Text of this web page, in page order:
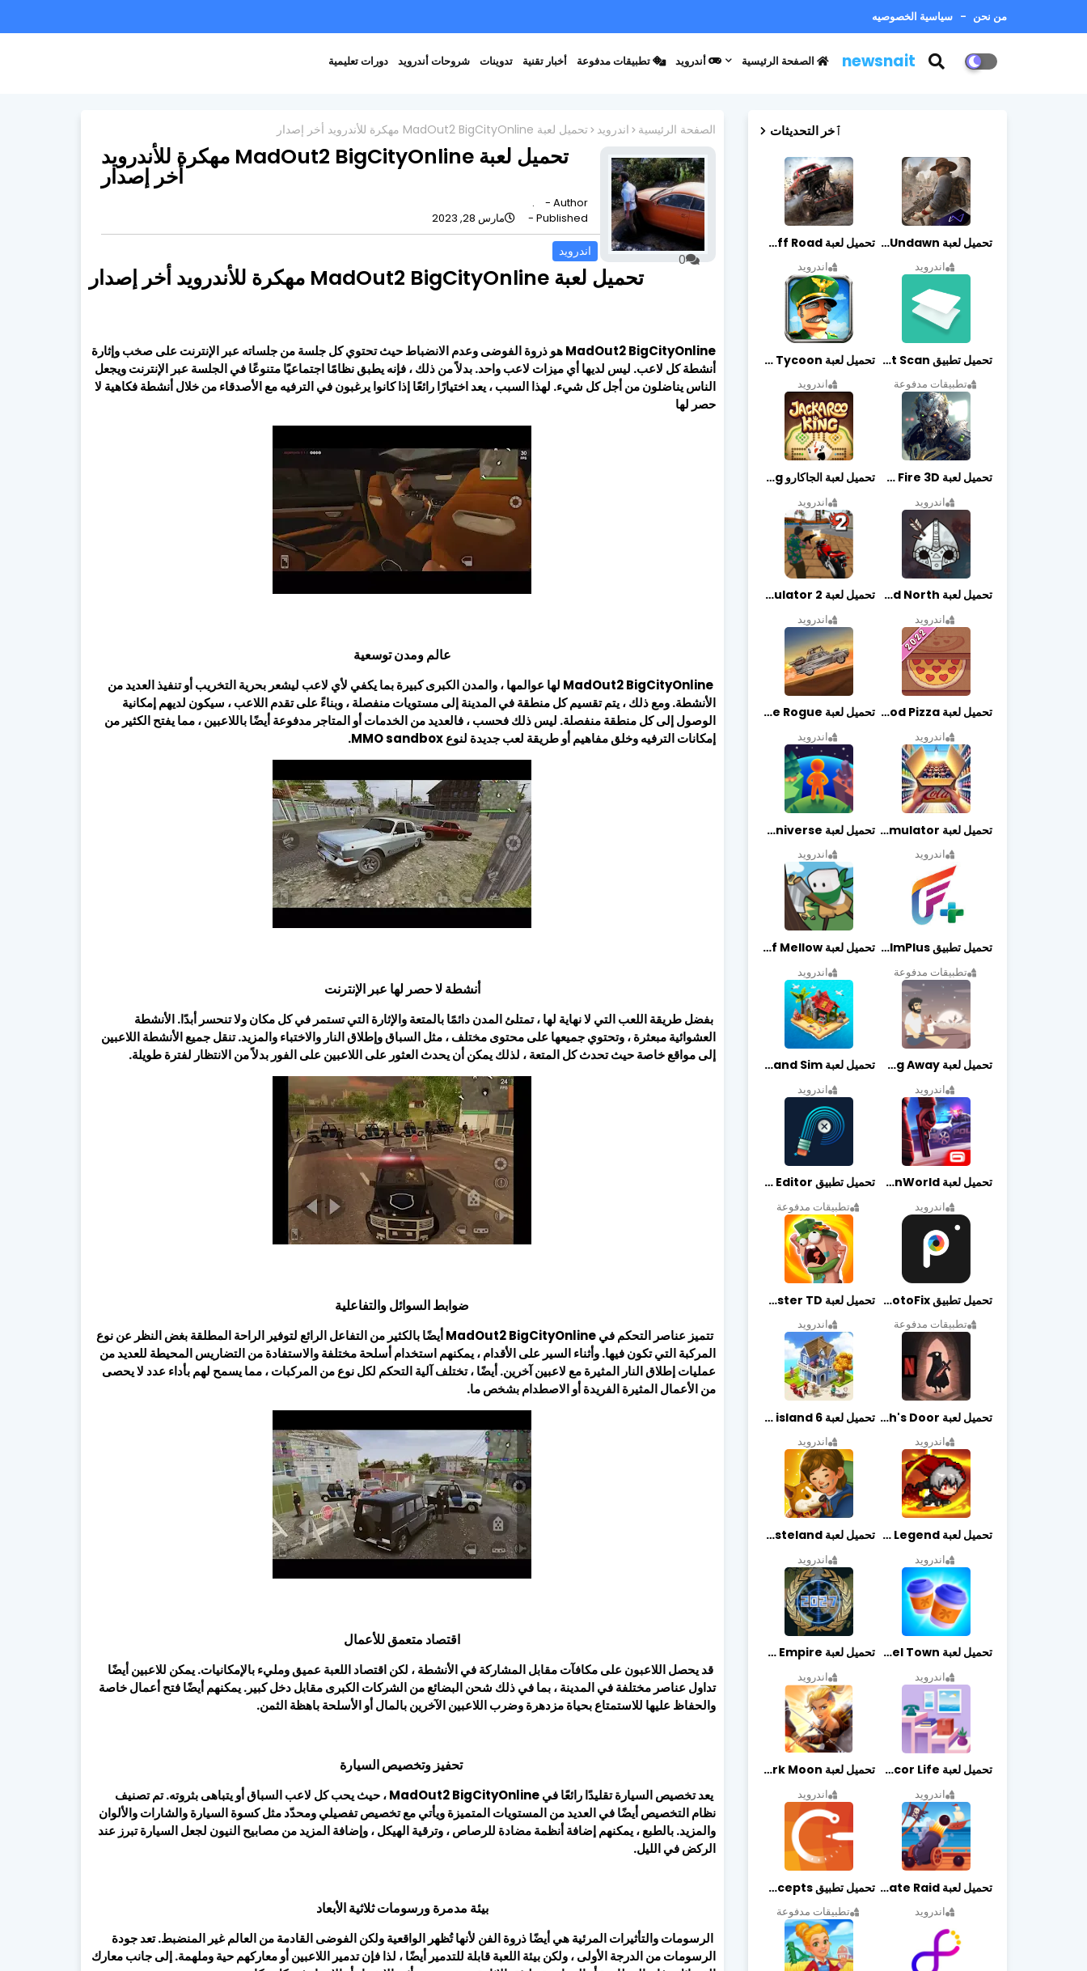
من نحن سياسية الخصوصيه
newsnait دورات تعليمية شروحات أندرويد تدوينات أخبار تقنية تطبيقات مدفوعة أندرويد الصفحة الرئيسية
الصفحة الرئيسية اندرويد تحميل لعبة MadOut2 BigCityOnline مهكرة للأندرويد أخر إصدار
تحميل لعبة MadOut2 BigCityOnline مهكرة للأندرويد
أخر إصدار
Author -
.
Published -
مارس 28, 2023
اندرويد
0
تحميل لعبة MadOut2 BigCityOnline مهكرة للأندرويد أخر إصدار
MadOut2 BigCityOnline هو ذروة الفوضى وعدم الانضباط حيث تحتوي كل جلسة من جلساته عبر الإنترنت على صخب وإثارة
أنشطة كل لاعب. ليس لديها أي ميزات لاعب واحد. بدلاً من ذلك ، فإنه يطبق نظامًا اجتماعيًا متنوعًا في الجلسة عبر الإنترنت ويجعل
الناس يناضلون من أجل كل شيء. لهذا السبب ، يعد اختيارًا رائعًا إذا كانوا يرغبون في الترفيه مع الأصدقاء من خلال أنشطة فكاهية لا
حصر لها
عالم ومدن توسعية
MadOut2 BigCityOnline لها عوالمها ، والمدن الكبرى كبيرة بما يكفي لأي لاعب ليشعر بحرية التخريب أو تنفيذ العديد من
الأنشطة. ومع ذلك ، يتم تقسيم كل منطقة في المدينة إلى مستويات منفصلة ، وبناءً على تقدم اللاعب ، سيكون لديهم إمكانية
الوصول إلى كل منطقة منفصلة. ليس ذلك فحسب ، فالعديد من الخدمات أو المتاجر مدفوعة أيضًا باللاعبين ، مما يفتح الكثير من
إمكانات الترفيه وخلق مفاهيم أو طريقة لعب جديدة لنوع MMO sandbox.
أنشطة لا حصر لها عبر الإنترنت
بفضل طريقة اللعب التي لا نهاية لها ، تمتلئ المدن دائمًا بالمتعة والإثارة التي تستمر في كل مكان ولا تنحسر أبدًا. الأنشطة
العشوائية مبعثرة ، وتحتوي جميعها على محتوى مختلف ، مثل السباق وإطلاق النار والاختباء والمزيد. تنقل جميع الأنشطة اللاعبين
إلى مواقع خاصة حيث تحدث كل المتعة ، لذلك يمكن أن يحدث العثور على اللاعبين على الفور بدلاً من الانتظار لفترة طويلة.
ضوابط السوائل والتفاعلية
تتميز عناصر التحكم في MadOut2 BigCityOnline أيضًا بالكثير من التفاعل الرائع لتوفير الراحة المطلقة بغض النظر عن نوع
المركبة التي تكون فيها. وأثناء السير على الأقدام ، يمكنهم استخدام أسلحة مختلفة والاستفادة من التضاريس المحيطة للعديد من
عمليات إطلاق النار المثيرة مع لاعبين آخرين. أيضًا ، تختلف آلية التحكم لكل نوع من المركبات ، مما يسمح لهم بأداء عدد لا يحصى
من الأعمال المثيرة الفريدة أو الاصطدام بشخص ما.
اقتصاد متعمق للأعمال
قد يحصل اللاعبون على مكافآت مقابل المشاركة في الأنشطة ، لكن اقتصاد اللعبة عميق ومليء بالإمكانيات. يمكن للاعبين أيضًا
تداول عناصر مختلفة في المدينة ، بما في ذلك شحن البضائع من الشركات الكبرى مقابل دخل كبير. يمكنهم أيضًا فتح أعمال خاصة
والحفاظ عليها للاستمتاع بحياة مزدهرة وضرب اللاعبين الآخرين بالمال أو الأسلحة باهظة الثمن.
تحفيز وتخصيص السيارة
يعد تخصيص السيارة تقليدًا رائعًا في MadOut2 BigCityOnline ، حيث يحب كل لاعب السباق أو يتباهى بثروته. تم تصنيف
نظام التخصيص أيضًا في العديد من المستويات المتميزة ويأتي مع تخصيص تفصيلي ومحدّد مثل كسوة السيارة والشارات والألوان
والمزيد. بالطبع ، يمكنهم إضافة أنظمة مضادة للرصاص ، وترقية الهيكل ، وإضافة المزيد من مصابيح النيون لجعل السيارة تبرز عند
الركض في الليل.
بيئة مدمرة ورسومات ثلاثية الأبعاد
الرسومات والتأثيرات المرئية هي أيضًا ذروة الفن لأنها تُظهر الواقعية ولكن الفوضى القادمة من العالم غير المنضبط. تعد جودة
الرسومات من الدرجة الأولى ، ولكن بيئة اللعبة قابلة للتدمير أيضًا ، لذا فإن تدمير اللاعبين أو معاركهم حية وملهمة. إلى جانب معارك
ٱخر التحديثات
تحميل لعبة Undawn مهكرة للأندرويد أخر إصدار | تحميل مباشر + موارد غير محدودة
اندرويد
تحميل لعبة Trucks Off Road مهكرة اخر اصدار
اندرويد
تحميل تطبيق vFlat Scan مهكر آخر إصدار
تطبيقات مدفوعة
تحميل لعبة Idle Military SCH Tycoon مهكرة آخر إصدار
اندرويد
تحميل لعبة Zombie Fire 3D مهكرة آخر إصدار
اندرويد
تحميل لعبة الجاكارو jackaroo king آخر إصدار
اندرويد
تحميل لعبة Bad North مهكرة آخر إصدار
اندرويد
تحميل لعبة Vegas crime simulator 2 مهكرة اخر اصدار
اندرويد
تحميل لعبة Good Pizza مهكرة اخر اصدار
اندرويد
تحميل لعبة Earn to Die Rogue مهكرة اخر اصدار
اندرويد
تحميل لعبة Retail Store Simulator مهكرة اخر اصدار
اندرويد
تحميل لعبة My Little Universe مهكرة أخر إصدار
اندرويد
تحميل تطبيق FilmPlus أخر إصدار
تطبيقات مدفوعة
تحميل لعبة Life of Mellow مهكرة أخر إصدار
اندرويد
تحميل لعبة Casting Away مهكرة أخر إصدار
اندرويد
تحميل لعبة Fantasy Island Sim مهكرة أخر إصدار
اندرويد
تحميل لعبة Gangstar New Orleans OpenWorld مهكرة أخر إصدار
اندرويد
تحميل تطبيق Retouch Remove Objects Editor مهكرة اخر إصدار
تطبيقات مدفوعة
تحميل تطبيق PhotoFix مهكر آخر إصدار
تطبيقات مدفوعة
تحميل لعبة Candy Disaster TD مهكرة اخر إصدار
اندرويد
تحميل لعبة Death's Door مهكرة أخر إصدار
اندرويد
تحميل لعبة city island 6 مهكرة أخر إصدار
اندرويد
تحميل لعبة Slayer Legend مهكرة أخر إصدار
اندرويد
تحميل لعبة Merge Survival : Wasteland مهكرة أخر إصدار
اندرويد
تحميل لعبة Travel Town مهكرة أخر إصدار
اندرويد
تحميل لعبة World Empire مهكرة أخر إصدار
اندرويد
تحميل لعبة Decor Life مهكرة أخر إصدار
اندرويد
تحميل لعبة Lionheart: Dark Moon مهكرة أخر إصدار
اندرويد
تحميل لعبة Pirate Raid مهكرة أخر إصدار
اندرويد
تحميل تطبيق Concepts مهكر أخر إصدار
تطبيقات مدفوعة